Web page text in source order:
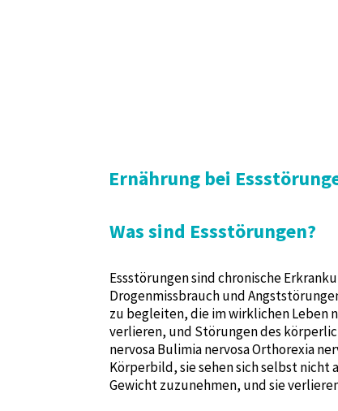
Ernährung bei
Was sind Essstörungen?
Essstörungen sind chronische
Drogenmissbrauch und
zu begleiten, die im wirklichen Leben
verlieren, und Störungen des
nervosa Bulimia nervosa Orthorexia
Körperbild, sie sehen sich selbst nicht
Gewicht zuzunehmen, und sie